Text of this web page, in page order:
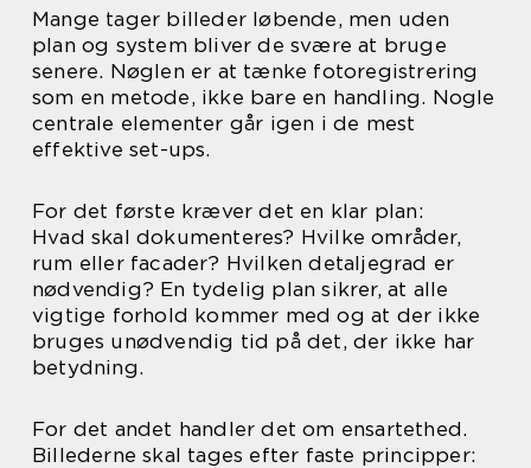
Mange tager billeder løbende, men uden
plan og system bliver de svære at bruge
senere. Nøglen er at tænke fotoregistrering
som en metode, ikke bare en handling. Nogle
centrale elementer går igen i de mest
effektive set-ups.
For det første kræver det en klar plan:
Hvad skal dokumenteres? Hvilke områder,
rum eller facader? Hvilken detaljegrad er
nødvendig? En tydelig plan sikrer, at alle
vigtige forhold kommer med og at der ikke
bruges unødvendig tid på det, der ikke har
betydning.
For det andet handler det om ensartethed.
Billederne skal tages efter faste principper: